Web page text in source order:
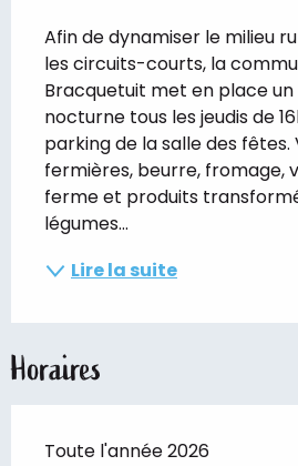
Afin de dynamiser le milieu
les circuits-courts, la
Bracquetuit met en place
nocturne tous les jeudis de
parking de la salle des fêtes.
fermières, beurre, fromage,
ferme et produits
légumes...
Lire la suite
Horaires
Toute l'année 2026